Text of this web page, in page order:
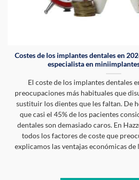
Costes de los implantes dentales en
especialista en
El coste de los implantes dentales
preocupaciones más habituales que
sustituir los dientes que les faltan. De
que casi el 45% de los pacientes
dentales son demasiado caros. En
todos los factores de coste que
explicamos las ventajas económicas